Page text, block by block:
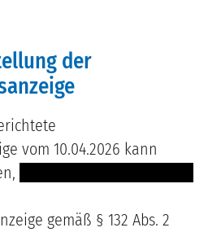
der
vom 10.04.2026 kann
gemäß § 132 Abs. 2